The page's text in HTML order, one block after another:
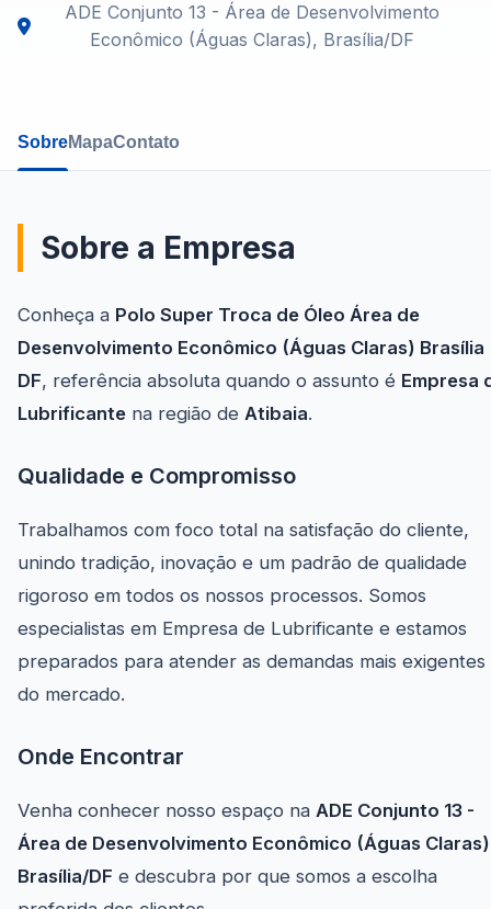
ADE Conjunto 13 - Área de Desenvolvimento
Econômico (Águas Claras), Brasília/DF
SobreMapaContato
Sobre a Empresa
Conheça a Polo Super Troca de Óleo Área de
Desenvolvimento Econômico (Águas Claras) Brasília
DF, referência absoluta quando o assunto é Empresa
Lubrificante na região de Atibaia.
Qualidade e Compromisso
Trabalhamos com foco total na satisfação do cliente,
unindo tradição, inovação e um padrão de qualidade
rigoroso em todos os nossos processos. Somos
especialistas em Empresa de Lubrificante e estamos
preparados para atender as demandas mais exigentes
do mercado.
Onde Encontrar
Venha conhecer nosso espaço na ADE Conjunto 13 -
Área de Desenvolvimento Econômico (Águas
Brasília/DF e descubra por que somos a escolha